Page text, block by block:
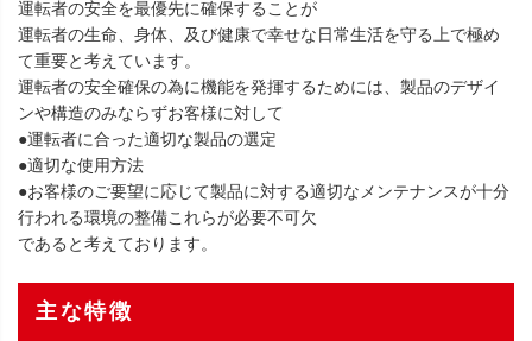
運転者の安全を最優先に確保することが
運転者の生命、身体、及び健康で幸せな日常生活を守る上で極め
て重要と考えています。
運転者の安全確保の為に機能を発揮するためには、製品のデザイ
ンや構造のみならずお客様に対して
●運転者に合った適切な製品の選定
●適切な使用方法
●お客様のご要望に応じて製品に対する適切なメンテナンスが十分
行われる環境の整備これらが必要不可欠
であると考えております。
主な特徴